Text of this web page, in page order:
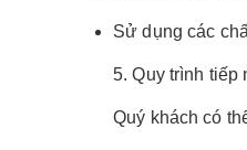
Sử dụng các
5. Quy trình tiếp
Quý khách có